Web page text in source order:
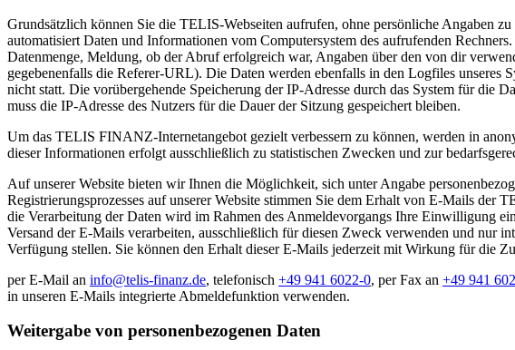
Grundsätzlich können Sie die TELIS-Webseiten aufrufen, ohne persönliche Angaben
automatisiert Daten und Informationen vom Computersystem des aufrufenden
Datenmenge, Meldung, ob der Abruf erfolgreich war, Angaben über den von dir
gegebenenfalls die Referer-URL). Die Daten werden ebenfalls in den Logfiles unseres
nicht statt. Die vorübergehende Speicherung der IP-Adresse durch das System für die
muss die IP-Adresse des Nutzers für die Dauer der Sitzung gespeichert bleiben.
Um das TELIS FINANZ-Internetangebot gezielt verbessern zu können, werden in
dieser Informationen erfolgt ausschließlich zu statistischen Zwecken und zur
Auf unserer Website bieten wir Ihnen die Möglichkeit, sich unter Angabe
Registrierungsprozesses auf unserer Website stimmen Sie dem Erhalt von E-Mails
die Verarbeitung der Daten wird im Rahmen des Anmeldevorgangs Ihre Einwilligung
Versand der E-Mails verarbeiten, ausschließlich für diesen Zweck verwenden und
Verfügung stellen. Sie können den Erhalt dieser E-Mails jederzeit mit Wirkung für die
per E-Mail an info@telis-finanz.de, telefonisch +49 941 6022-0, per Fax an +49 941
in unseren E-Mails integrierte Abmeldefunktion verwenden.
Weitergabe von personenbezogenen Daten